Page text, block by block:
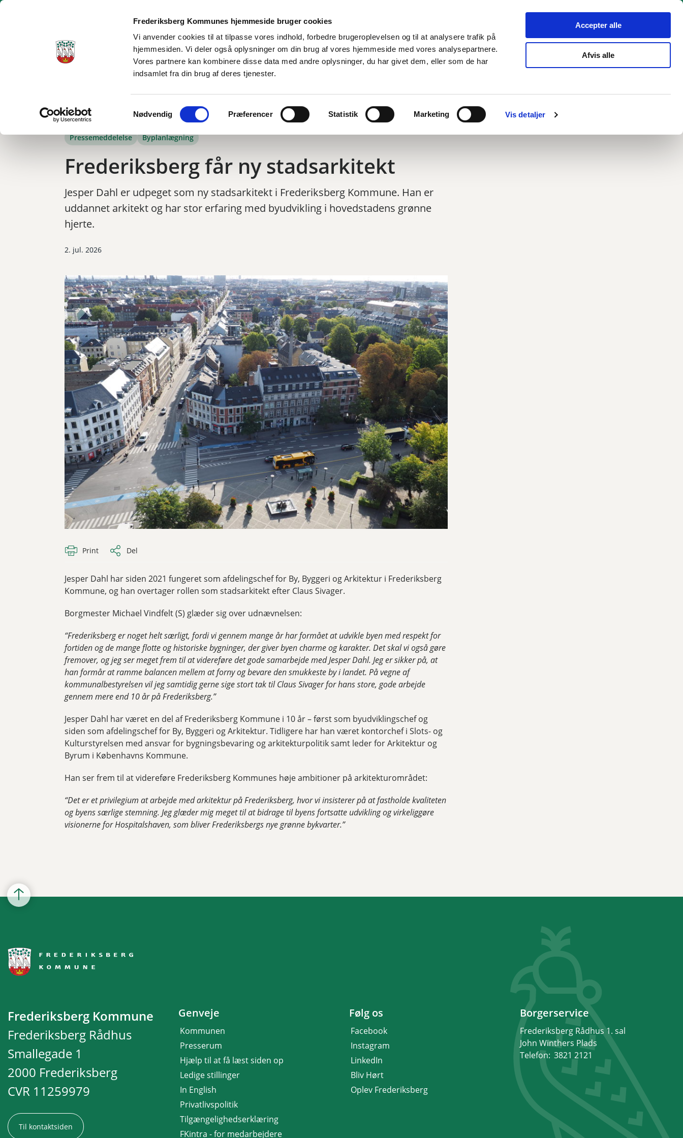
Frederiksberg Kommunes hjemmeside bruger cookies
Vi anvender cookies til at tilpasse vores indhold, forbedre brugeroplevelsen og til at analysere trafik på
hjemmesiden. Vi deler også oplysninger om din brug af vores hjemmeside med vores analysepartnere.
Vores partnere kan kombinere disse data med andre oplysninger, du har givet dem, eller som de har
indsamlet fra din brug af deres tjenester.
Nødvendig Præferencer Statistik Marketing Vis detaljer
Accepter alle
Afvis alle
Borgerservice Dagtilbud og skole Social og sundhed By, bolig og miljø Fritid og oplevelser Job og ledighed
Pressemeddelelse Byplanlægning
Frederiksberg får ny stadsarkitekt
Jesper Dahl er udpeget som ny stadsarkitekt i Frederiksberg Kommune. Han er
uddannet arkitekt og har stor erfaring med byudvikling i hovedstadens grønne
hjerte.
2. jul. 2026
Print Del
Jesper Dahl har siden 2021 fungeret som afdelingschef for By, Byggeri og Arkitektur i Frederiksberg
Kommune, og han overtager rollen som stadsarkitekt efter Claus Sivager.
Borgmester Michael Vindfelt (S) glæder sig over udnævnelsen:
“Frederiksberg er noget helt særligt, fordi vi gennem mange år har formået at udvikle byen med respekt for
fortiden og de mange flotte og historiske bygninger, der giver byen charme og karakter. Det skal vi også gøre
fremover, og jeg ser meget frem til at videreføre det gode samarbejde med Jesper Dahl. Jeg er sikker på, at
han formår at ramme balancen mellem at forny og bevare den smukkeste by i landet. På vegne af
kommunalbestyrelsen vil jeg samtidig gerne sige stort tak til Claus Sivager for hans store, gode arbejde
gennem mere end 10 år på Frederiksberg.”
Jesper Dahl har været en del af Frederiksberg Kommune i 10 år – først som byudviklingschef og
siden som afdelingschef for By, Byggeri og Arkitektur. Tidligere har han været kontorchef i Slots- og
Kulturstyrelsen med ansvar for bygningsbevaring og arkitekturpolitik samt leder for Arkitektur og
Byrum i Københavns Kommune.
Han ser frem til at videreføre Frederiksberg Kommunes høje ambitioner på arkitekturområdet:
“Det er et privilegium at arbejde med arkitektur på Frederiksberg, hvor vi insisterer på at fastholde kvaliteten
og byens særlige stemning. Jeg glæder mig meget til at bidrage til byens fortsatte udvikling og virkeliggøre
visionerne for Hospitalshaven, som bliver Frederiksbergs nye grønne bykvarter.”
Frederiksberg Kommune
Frederiksberg Rådhus
Smallegade 1
2000 Frederiksberg
CVR 11259979
Til kontaktsiden
Genveje
Kommunen
Presserum
Hjælp til at få læst siden op
Ledige stillinger
In English
Privatlivspolitik
Tilgængelighedserklæring
FKintra - for medarbejdere
Følg os
Facebook
Instagram
LinkedIn
Bliv Hørt
Oplev Frederiksberg
Borgerservice
Frederiksberg Rådhus 1. sal
John Winthers Plads
Telefon: 3821 2121